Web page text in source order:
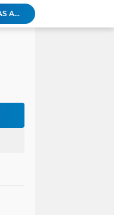
DPRD dan Gubernur Jawa Barat Menyepakati Rancangan KUA-PPAS APBD Tahun Anggaran 2027
Pemkot Siapkan 100 Armada Pengangkut Sampah Bila TPPAS Legok Nangka Beroperasi
KDM Fokus Rampungkan Pemenuhan Layanan Dasar dan Konektivitas Wilayah pada 2027